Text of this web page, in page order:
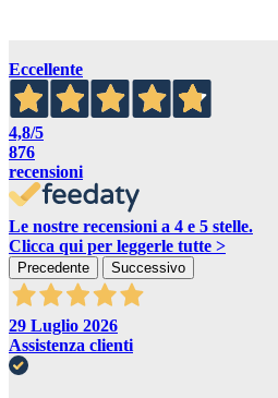
Eccellente
4,8/5
876
recensioni
Le nostre recensioni a 4 e 5 stelle.
Clicca qui per leggerle tutte >
Precedente Successivo
29 Luglio 2026
Assistenza clienti